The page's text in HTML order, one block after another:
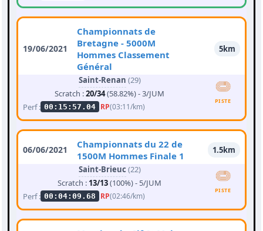
19/06/2021
Championnats de
Bretagne - 5000M
Hommes Classement
Général
5km
Saint-Renan (29)
Scratch :20/34(58.82%) - 3/JUM
Perf : 00:15:57.04 RP(03:11/km)
PISTE
06/06/2021
Championnats du 22 de
1500M Hommes Finale 1
1.5km
Saint-Brieuc (22)
Scratch : 13/13(100%) - 5/JUM
Perf : 00:04:09.68 RP(02:46/km)
PISTE